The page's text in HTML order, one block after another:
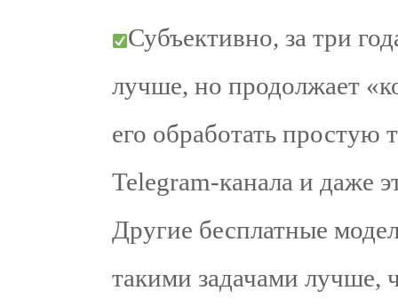
Субъективно, за три
лучше, но продолжает
его обработать простую
Telegram‑канала и даже
Другие бесплатные
такими задачами лучше,